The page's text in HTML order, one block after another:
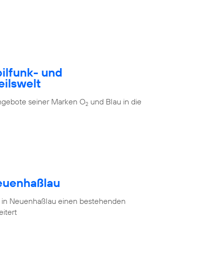
und
seiner Marken O2 und Blau in die
Neuenhaßlau einen bestehenden